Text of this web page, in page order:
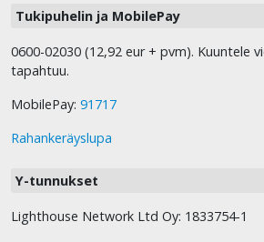
Tukipuhelin ja MobilePay
0600-02030 (12,92 eur + pvm). Kuuntele
tapahtuu.
MobilePay: 91717
Rahankeräyslupa
Y-tunnukset
Lighthouse Network Ltd Oy: 1833754-1